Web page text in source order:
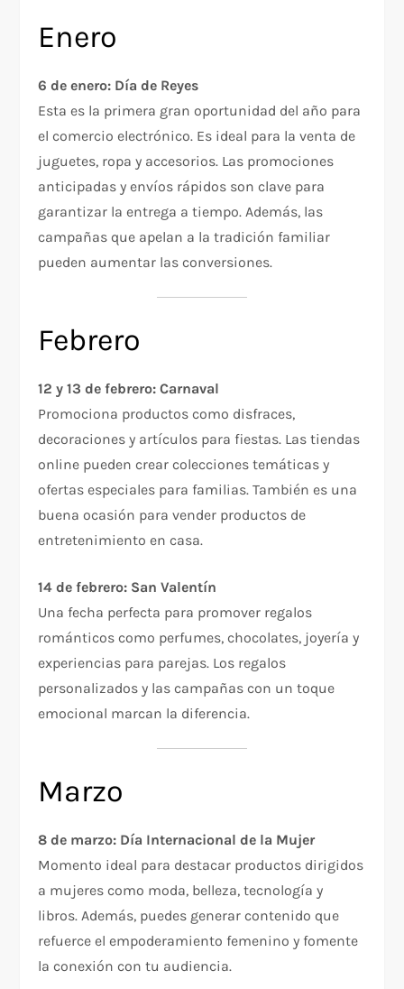
Enero
6 de enero: Día de Reyes
Esta es la primera gran oportunidad del año para
el comercio electrónico. Es ideal para la venta de
juguetes, ropa y accesorios. Las promociones
anticipadas y envíos rápidos son clave para
garantizar la entrega a tiempo. Además, las
campañas que apelan a la tradición familiar
pueden aumentar las conversiones.
Febrero
12 y 13 de febrero: Carnaval
Promociona productos como disfraces,
decoraciones y artículos para fiestas. Las tiendas
online pueden crear colecciones temáticas y
ofertas especiales para familias. También es una
buena ocasión para vender productos de
entretenimiento en casa.
14 de febrero: San Valentín
Una fecha perfecta para promover regalos
románticos como perfumes, chocolates, joyería y
experiencias para parejas. Los regalos
personalizados y las campañas con un toque
emocional marcan la diferencia.
Marzo
8 de marzo: Día Internacional de la Mujer
Momento ideal para destacar productos dirigidos
a mujeres como moda, belleza, tecnología y
libros. Además, puedes generar contenido que
refuerce el empoderamiento femenino y fomente
la conexión con tu audiencia.